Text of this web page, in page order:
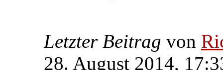
Letzter Beitrag von
28. August 2014,